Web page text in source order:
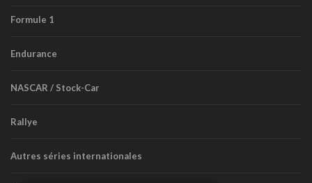
Formule 1
Endurance
NASCAR / Stock-Car
Rallye
Autres séries internationales